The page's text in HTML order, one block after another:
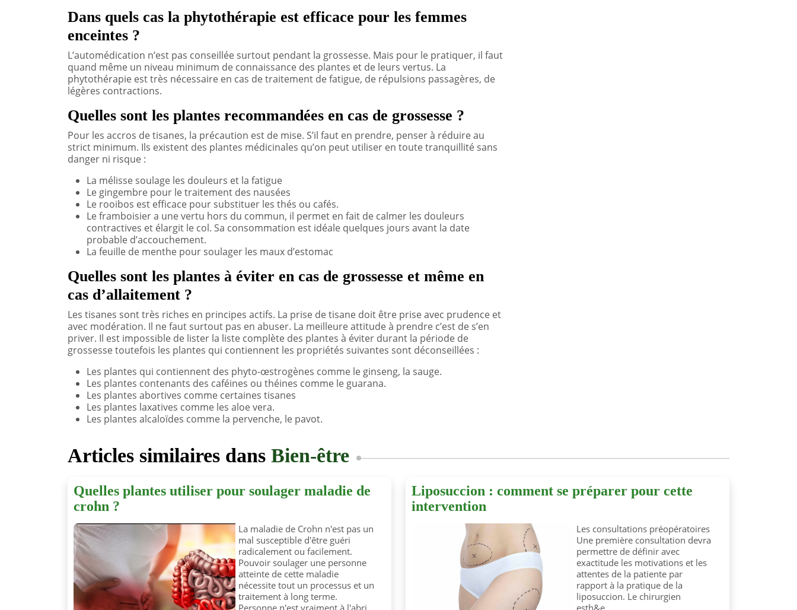
Dans quels cas la phytothérapie est efficace pour les femmes
enceintes ?
L’automédication n’est pas conseillée surtout pendant la grossesse. Mais pour le pratiquer, il faut
quand même un niveau minimum de connaissance des plantes et de leurs vertus. La
phytothérapie est très nécessaire en cas de traitement de fatigue, de répulsions passagères, de
légères contractions.
Quelles sont les plantes recommandées en cas de grossesse ?
Pour les accros de tisanes, la précaution est de mise. S’il faut en prendre, penser à réduire au
strict minimum. Ils existent des plantes médicinales qu’on peut utiliser en toute tranquillité sans
danger ni risque :
La mélisse soulage les douleurs et la fatigue
Le gingembre pour le traitement des nausées
Le rooibos est efficace pour substituer les thés ou cafés.
Le framboisier a une vertu hors du commun, il permet en fait de calmer les douleurs
contractives et élargit le col. Sa consommation est idéale quelques jours avant la date
probable d’accouchement.
La feuille de menthe pour soulager les maux d’estomac
Quelles sont les plantes à éviter en cas de grossesse et même en
cas d’allaitement ?
Les tisanes sont très riches en principes actifs. La prise de tisane doit être prise avec prudence et
avec modération. Il ne faut surtout pas en abuser. La meilleure attitude à prendre c’est de s’en
priver. Il est impossible de lister la liste complète des plantes à éviter durant la période de
grossesse toutefois les plantes qui contiennent les propriétés suivantes sont déconseillées :
Les plantes qui contiennent des phyto-œstrogènes comme le ginseng, la sauge.
Les plantes contenants des caféines ou théines comme le guarana.
Les plantes abortives comme certaines tisanes
Les plantes laxatives comme les aloe vera.
Les plantes alcaloïdes comme la pervenche, le pavot.
Articles similaires dans Bien-être
Quelles plantes utiliser pour soulager maladie de
crohn ?
La maladie de Crohn n'est pas un
mal susceptible d'être guéri
radicalement ou facilement.
Pouvoir soulager une personne
atteinte de cette maladie
nécessite tout un processus et un
traitement à long terme.
Liposuccion : comment se préparer pour cette
intervention
Les consultations préopératoires
Une première consultation devra
permettre de définir avec
exactitude les motivations et les
attentes de la patiente par
rapport à la pratique de la
liposuccion. Le chirurgien